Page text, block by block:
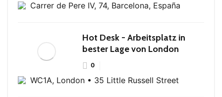
Carrer de Pere IV, 74, Barcelona, España
Hot Desk - Arbeitsplatz in
bester Lage von London
0
WC1A, London • 35 Little Russell Street